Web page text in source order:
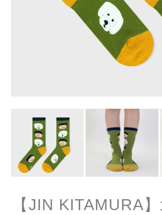
【JIN KITAMURA